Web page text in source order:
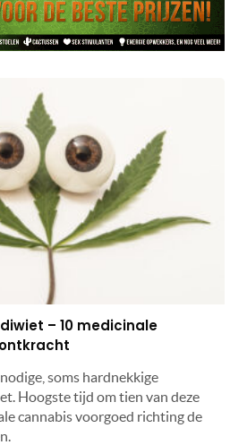
– 10 medicinale
soms hardnekkige
Hoogste tijd om tien van deze
cannabis voorgoed richting de